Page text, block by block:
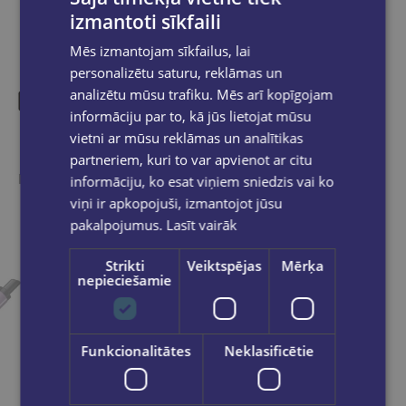
Līdzīgas preces
Ieskaties, varbūt noder
izmantoti sīkfaili
Mēs izmantojam sīkfailus, lai
personalizētu saturu, reklāmas un
analizētu mūsu trafiku. Mēs arī kopīgojam
informāciju par to, kā jūs lietojat mūsu
vietni ar mūsu reklāmas un analītikas
partneriem, kuri to var apvienot ar citu
informāciju, ko esat viņiem sniedzis vai ko
viņi ir apkopojuši, izmantojot jūsu
pakalpojumus. Lasīt vairāk
Strikti
nepieciešamie
Veiktspējas Mērķa
Funkcionalitātes Neklasificētie